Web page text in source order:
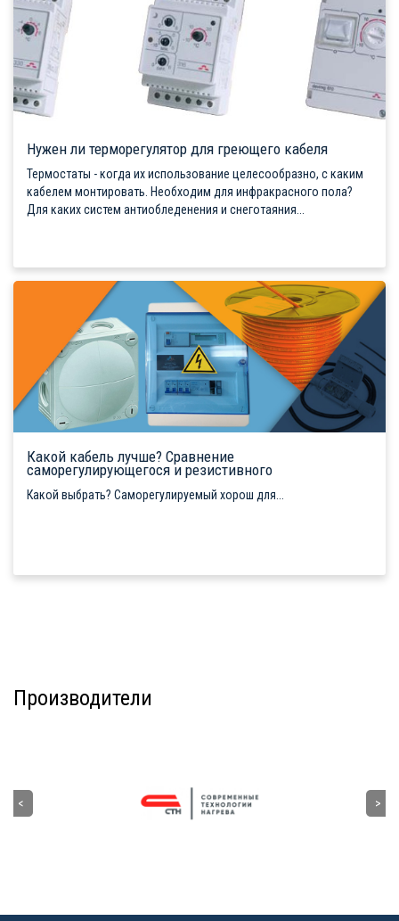
Нужен ли терморегулятор для греющего кабеля
Термостаты - когда их использование целесообразно, с каким
кабелем монтировать. Необходим для инфракрасного пола?
Для каких систем антиобледенения и снеготаяния...
Какой кабель лучше? Сравнение
саморегулирующегося и резистивного
Какой выбрать? Саморегулируемый хорош для...
Производители